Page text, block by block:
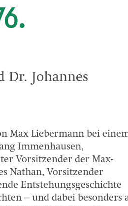
Johannes
Max Liebermann bei
Immenhausen,
Vorsitzender der Max-
Nathan, Vorsitzender
Entstehungsgeschichte
– und dabei besonders